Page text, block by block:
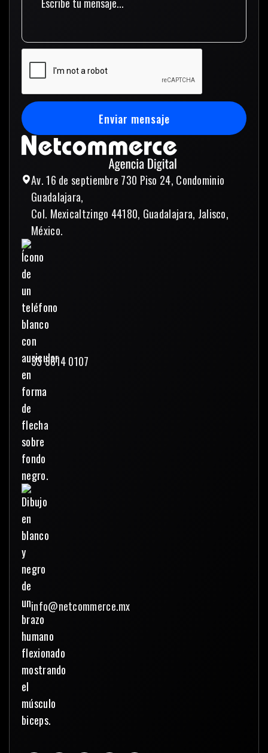
Av. 16 de septiembre 730 Piso 24, Condominio
Guadalajara,
Col. Mexicaltzingo 44180, Guadalajara, Jalisco,
México.
33 3614 0107
info@netcommerce.mx
Enviar mensaje
Enviar mensaje